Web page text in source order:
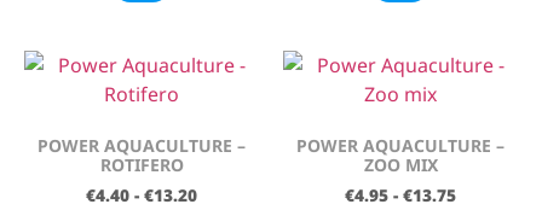
POWER AQUACULTURE –
ROTIFERO
€4.40 - €13.20
POWER AQUACULTURE –
ZOO MIX
€4.95 - €13.75